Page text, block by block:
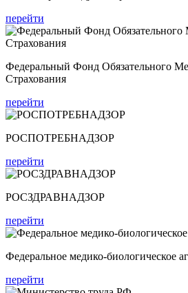
перейти
Федеральный Фонд Обязательного
Страхования
перейти
РОСПОТРЕБНАДЗОР
перейти
РОСЗДРАВНАДЗОР
перейти
Федеральное медико-биологическое
перейти